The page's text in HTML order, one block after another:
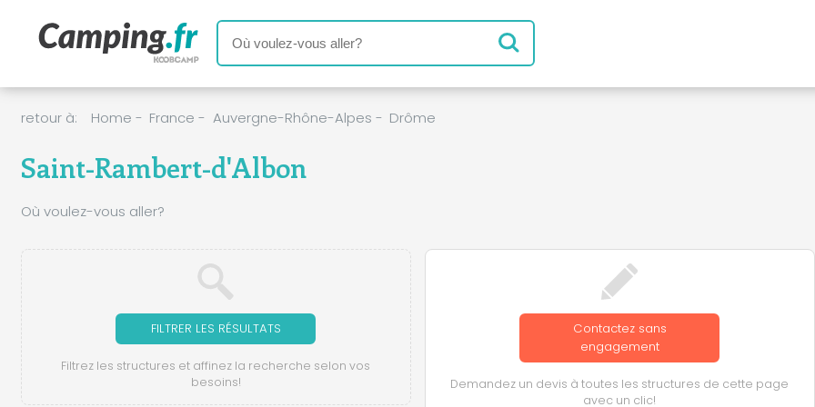
retour à: Home - France - Auvergne-Rhône-Alpes - Drôme
Saint-Rambert-d'Albon
Où voulez-vous aller?
FILTRER LES RÉSULTATS
Filtrez les structures et affinez la recherche selon vos
besoins!
Contactez sans
engagement
Demandez un devis à toutes les structures de cette page
avec un clic!